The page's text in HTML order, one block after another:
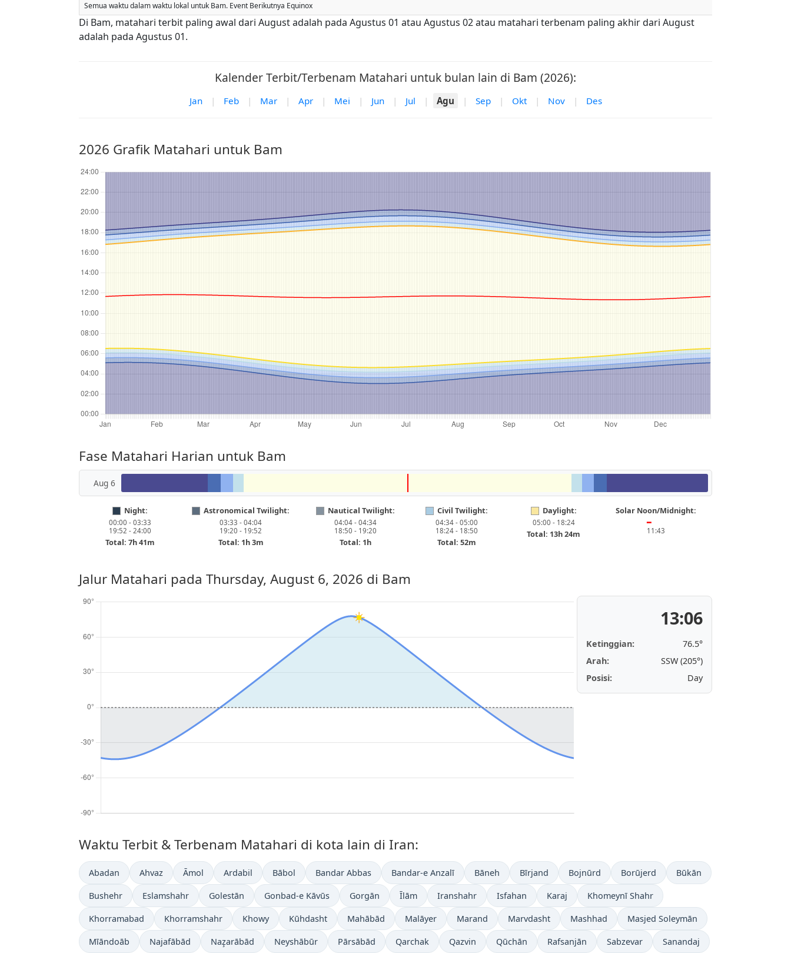
Semua waktu dalam waktu lokal untuk Bam. Event Berikutnya Equinox
Di Bam, matahari terbit paling awal dari August adalah pada Agustus 01 atau Agustus 02 atau matahari terbenam paling akhir dari August
adalah pada Agustus 01.
Kalender Terbit/Terbenam Matahari untuk bulan lain di Bam (2026):
Jan | Feb | Mar | Apr | Mei | Jun | Jul | Agu | Sep | Okt | Nov | Des
2026 Grafik Matahari untuk Bam
Fase Matahari Harian untuk Bam
Aug 6
Night:
00:00 - 03:33
19:52 - 24:00
Total: 7h 41m
Astronomical Twilight:
03:33 - 04:04
19:20 - 19:52
Total: 1h 3m
Nautical Twilight:
04:04 - 04:34
18:50 - 19:20
Total: 1h
Civil Twilight:
04:34 - 05:00
18:24 - 18:50
Total: 52m
Daylight:
05:00 - 18:24
Total: 13h 24m
Solar Noon/Midnight:
━
11:43
Jalur Matahari pada Thursday, August 6, 2026 di Bam
13:06
Ketinggian:
76.5°
Arah:
SSW (205°)
Posisi:
Day
Waktu Terbit & Terbenam Matahari di kota lain di Iran:
Abadan Ahvaz Āmol Ardabil Bābol Bandar Abbas Bandar-e Anzalī Bāneh Bīrjand Bojnūrd Borūjerd Būkān
Bushehr Eslamshahr Golestān Gonbad-e Kāvūs Gorgān Īlām Iranshahr Isfahan Karaj Khomeynī Shahr
Khorramabad Khorramshahr Khowy Kūhdasht Mahābād Malāyer Marand Marvdasht Mashhad Masjed Soleymān
Mīāndoāb Najafābād Naz̧arābād Neyshābūr Pārsābād Qarchak Qazvin Qūchān Rafsanjān Sabzevar Sanandaj